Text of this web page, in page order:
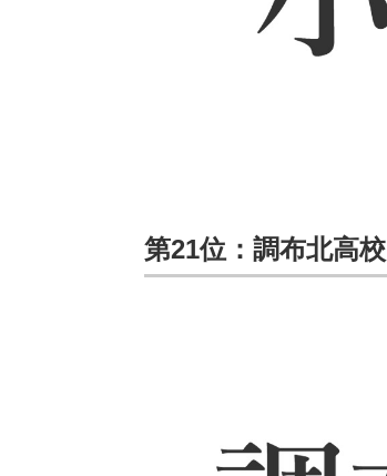
第21位：調布北高校